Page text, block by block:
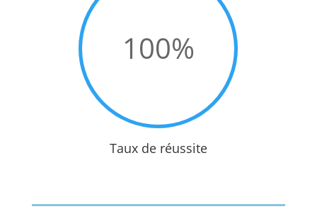
100%
Taux de réussite